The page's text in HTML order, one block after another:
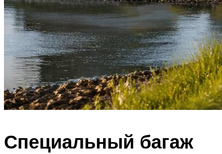
Специальный багаж